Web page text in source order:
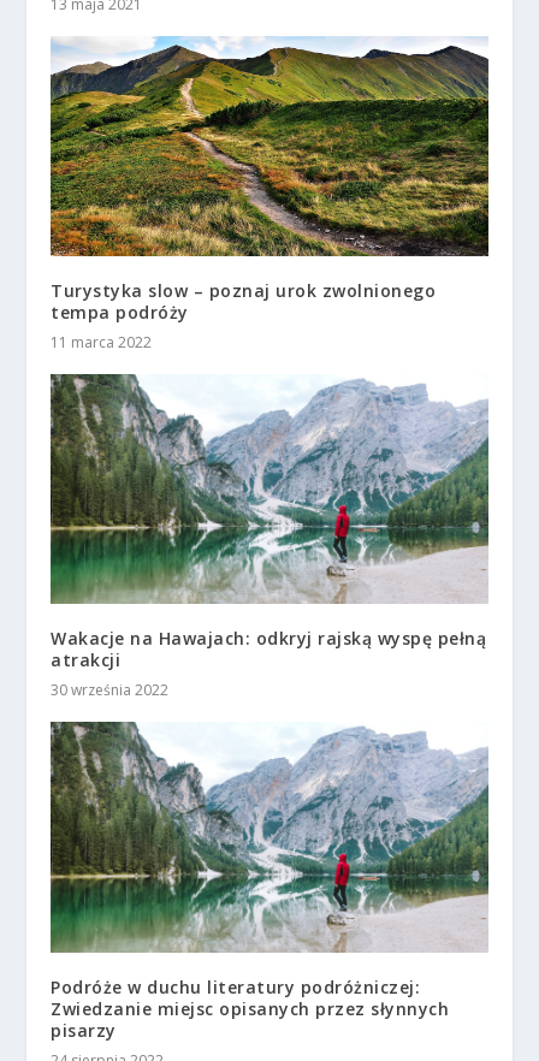
Turystyka slow – poznaj urok zwolnionego
tempa podróży
11 marca 2022
Wakacje na Hawajach: odkryj rajską wyspę pełną
atrakcji
30 września 2022
Podróże w duchu literatury podróżniczej:
Zwiedzanie miejsc opisanych przez słynnych
pisarzy